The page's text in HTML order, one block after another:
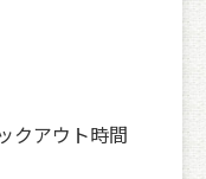
クアウト時間